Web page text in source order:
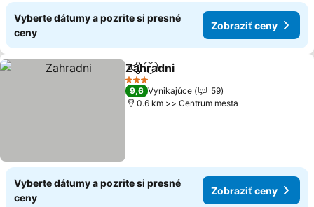
Vyberte dátumy a pozrite si presné
ceny
Zobraziť ceny
ZdieľaťPridať do obľúbených
Zahradni
3 Počet hviezdičiek
9,6 Vynikajúce
59
0.6 km >> Centrum mesta
Vyberte dátumy a pozrite si presné
ceny
Zobraziť ceny